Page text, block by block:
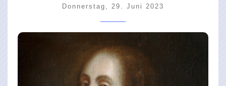
Donnerstag, 29. Juni 2023